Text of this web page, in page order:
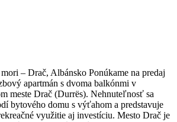
– Drač, Albánsko Ponúkame na predaj
apartmán s dvoma balkónmi v
meste Drač (Durrës). Nehnuteľnosť sa
bytového domu s výťahom a predstavuje
využitie aj investíciu. Mesto Drač je